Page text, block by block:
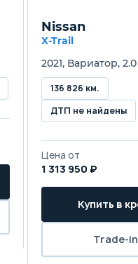
Nissan
X-Trail
2021, Вариатор,
136 826 км.
ДТП не найдены
Цена от
1 313 950 ₽
Купить в
Trade-in